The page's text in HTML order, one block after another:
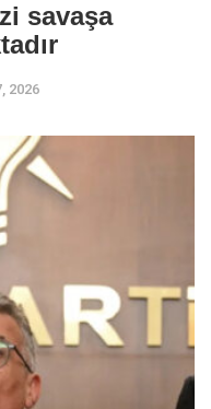
savaşa
2026